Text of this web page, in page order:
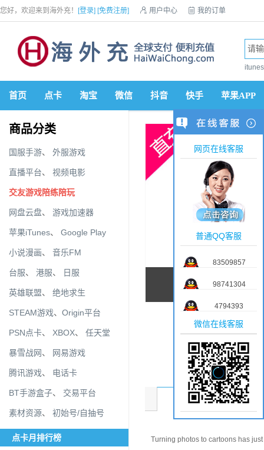
您好，欢迎来到海外充！ [登录] [免费注册]  用户中心  我的订单
首页 点卡 淘宝 微信 抖音 快手 苹果APP
商品分类
国服手游、 外服游戏
直播平台、 视频电影
交友游戏陪练陪玩
网盘云盘、 游戏加速器
苹果iTunes、 Google Play
小说漫画、 音乐FM
台服、 港服、 日服
英雄联盟、 绝地求生
STEAM游戏、 Origin平台
PSN点卡、 XBOX、 任天堂
暴雪战网、 网易游戏
腾讯游戏、 电话卡
BT手游盒子、 交易平台
素材资源、 初始号/自抽号
点卡月排行榜
商品介绍
Turning photos to cartoons has
网页在线客服
普通QQ客服
83509857
98741304
4794393
微信在线客服